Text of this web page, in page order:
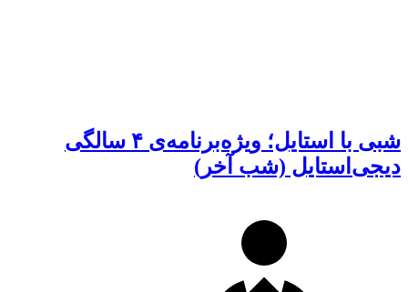
شبی با استایل؛ ویژه‌برنامه‌ی ۴ سالگی
دیجی‌استایل (شب آخر)